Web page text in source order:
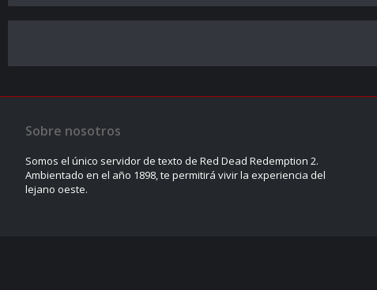
Sobre nosotros
Somos el único servidor de texto de Red Dead Redemption 2.
Ambientado en el año 1898, te permitirá vivir la experiencia del
lejano oeste.